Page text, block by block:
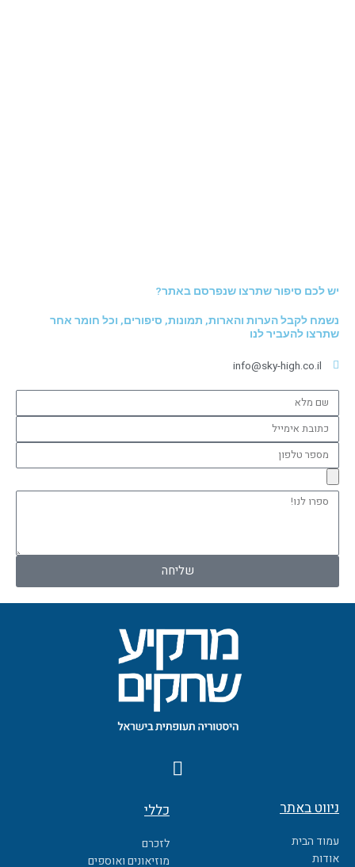
יש לכם סיפור שתרצו שנפרסם באתר?
נשמח לקבל הערות והארות, תמונות, סיפורים, וכל חומר אחר
שתרצו להעביר לנו
info@sky-high.co.il
שם
מלא
כתובת
אימייל
מספר
טלפון
ספרו
שליחה
F
a
e
b
o
ניווט באתר
עמוד הבית
אודות
כללי
לזכרם
מוזיאונים ואוספים